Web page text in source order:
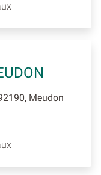
Meudon